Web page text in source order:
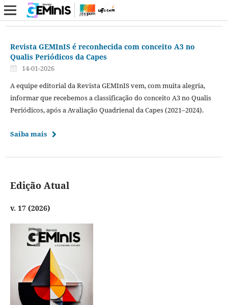
Revista GEMInIS é reconhecida com conceito A3 no
Qualis Periódicos da Capes
14-01-2026
A equipe editorial da Revista GEMInIS vem, com muita alegria,
informar que recebemos a classificação do conceito A3 no Qualis
Periódicos, após a Avaliação Quadrienal da Capes (2021–2024).
Saiba mais
Edição Atual
v. 17 (2026)